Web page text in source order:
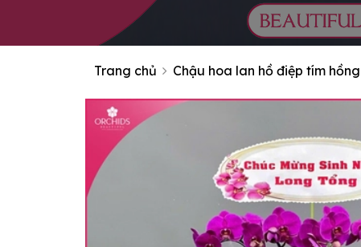
Trang chủ Chậu hoa lan hồ điệp tím